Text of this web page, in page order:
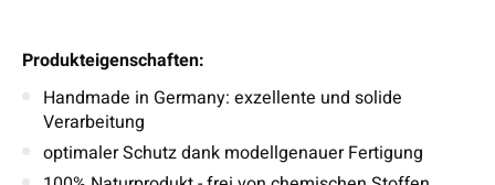
Produkteigenschaften:
Handmade in Germany: exzellente und solide
Verarbeitung
optimaler Schutz dank modellgenauer Fertigung